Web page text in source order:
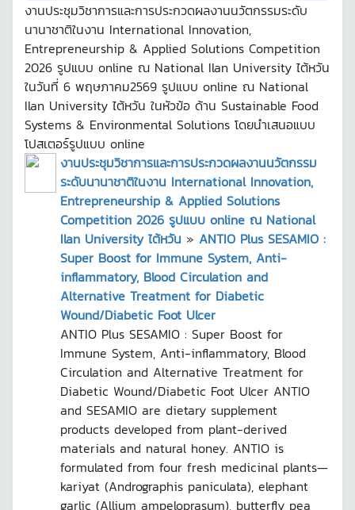
งานประชุมวิชาการและการประกวดผลงานนวัตกรรมระดับ
นานาชาติในงาน International Innovation,
Entrepreneurship & Applied Solutions Competition
2026 รูปแบบ online ณ National Ilan University ไต้หวัน
ในวันที่ 6 พฤษภาคม2569 รูปแบบ online ณ National
Ilan University ไต้หวัน ในหัวข้อ ด้าน Sustainable Food
Systems & Environmental Solutions โดยนำเสนอแบบ
โปสเตอร์รูปแบบ online
งานประชุมวิชาการและการประกวดผลงานนวัตกรรม
ระดับนานาชาติในงาน International Innovation,
Entrepreneurship & Applied Solutions
Competition 2026 รูปแบบ online ณ National
Ilan University ไต้หวัน » ANTIO Plus SESAMIO :
Super Boost for Immune System, Anti-
inflammatory, Blood Circulation and
Alternative Treatment for Diabetic
Wound/Diabetic Foot Ulcer
ANTIO Plus SESAMIO : Super Boost for
Immune System, Anti-inflammatory, Blood
Circulation and Alternative Treatment for
Diabetic Wound/Diabetic Foot Ulcer ANTIO
and SESAMIO are dietary supplement
products developed from plant-derived
materials and natural honey. ANTIO is
formulated from four fresh medicinal plants—
kariyat (Andrographis paniculata), elephant
garlic (Allium ampeloprasum), butterfly pea